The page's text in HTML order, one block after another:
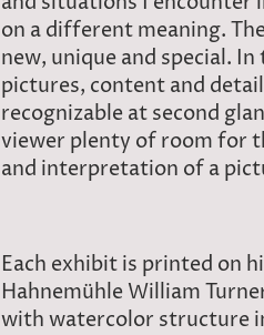
on a different meaning.
new, unique and special.
pictures, content and
recognizable at second
viewer plenty of room for
and interpretation of a
Each exhibit is printed on
Hahnemühle William
with watercolor structure